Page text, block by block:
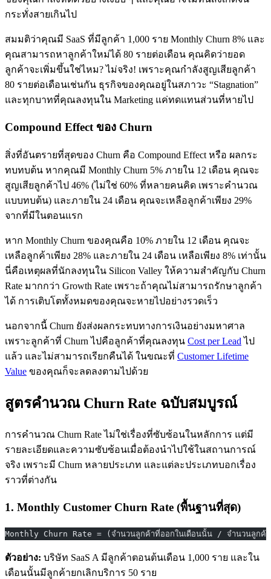
กระทั่งสายเกินไป
สมมติว่าคุณมี SaaS ที่มีลูกค้า 1,000 ราย Monthly Churn 8% และ
คุณสามารถหาลูกค้าใหม่ได้ 80 รายต่อเดือน คุณคิดว่ายอด
ลูกค้าจะเพิ่มขึ้นใช่ไหม? ไม่จริง! เพราะคุณกำลังสูญเสียลูกค้า
80 รายต่อเดือนเช่นกัน ธุรกิจของคุณอยู่ในสภาวะ “Stagnation”
และทุกบาทที่คุณลงทุนใน Marketing แค่ทดแทนส่วนที่หายไป
Compound Effect ของ Churn
สิ่งที่อันตรายที่สุดของ Churn คือ Compound Effect หรือ ผลกระ
ทบทบต้น หากคุณมี Monthly Churn 5% ภายใน 12 เดือน คุณจะ
สูญเสียลูกค้าไป 46% (ไม่ใช่ 60% ที่หลายคนคิด เพราะคำนวณ
แบบทบต้น) และภายใน 24 เดือน คุณจะเหลือลูกค้าเพียง 29%
จากที่มีในตอนแรก
หาก Monthly Churn ของคุณคือ 10% ภายใน 12 เดือน คุณจะ
เหลือลูกค้าเพียง 28% และภายใน 24 เดือน เหลือเพียง 8% เท่านั้น
นี่คือเหตุผลที่นักลงทุนใน Silicon Valley ให้ความสำคัญกับ Churn
Rate มากกว่า Growth Rate เพราะถ้าคุณไม่สามารถรักษาลูกค้า
ได้ การเติบโตทั้งหมดของคุณจะหายไปอย่างรวดเร็ว
นอกจากนี้ Churn ยังส่งผลกระทบทางการเงินอย่างมหาศาล
เพราะลูกค้าที่ Churn ไปคือลูกค้าที่คุณลงทุน Cost per Lead ไป
แล้ว และไม่สามารถเรียกคืนได้ ในขณะที่ Customer Lifetime
Value ของคุณก็จะลดลงตามไปด้วย
สูตรคำนวณ Churn Rate ฉบับสมบูรณ์
การคำนวณ Churn Rate ไม่ใช่เรื่องที่ซับซ้อนในหลักการ แต่มี
รายละเอียดและความซับซ้อนเมื่อต้องนำไปใช้ในสถานการณ์
จริง เพราะมี Churn หลายประเภท และแต่ละประเภทบอกเรื่อง
ราวที่ต่างกัน
1. Monthly Customer Churn Rate (พื้นฐานที่สุด)
Monthly Churn Rate = (จำนวนลูกค้าที่ออกในเดือนนั้น / จำนวนลูกค้
ตัวอย่าง: บริษัท SaaS A มีลูกค้าตอนต้นเดือน 1,000 ราย และใน
เดือนนั้นมีลูกค้ายกเลิกบริการ 50 ราย